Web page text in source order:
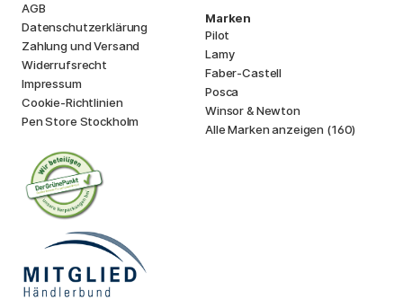
AGB
Datenschutzerklärung
Zahlung und Versand
Widerrufsrecht
Impressum
Cookie-Richtlinien
Pen Store Stockholm
Marken
Pilot
Lamy
Faber-Castell
Posca
Winsor & Newton
Alle Marken anzeigen (160)